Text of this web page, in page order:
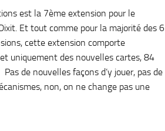
est la 7ème extension pour le
Et tout comme pour la majorité des 6
cette extension comporte
uniquement des nouvelles cartes, 84
de nouvelles façons d’y jouer, pas de
non, on ne change pas une